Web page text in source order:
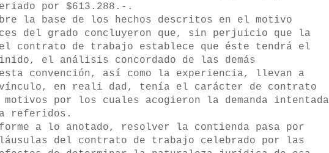
por $613.288.-.
la base de los hechos descritos en el motivo
del grado concluyeron que, sin perjuicio que la
contrato de trabajo establece que éste tendrá el
el análisis concordado de las demás
convención, así como la experiencia, llevan a
vínculo, en reali dad, tenía el carácter de contrato
por los cuales acogieron la demanda intentada
referidos.
a lo anotado, resolver la contienda pasa por
del contrato de trabajo celebrado por las